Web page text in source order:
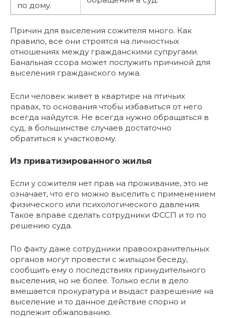
по дому.
Причин для выселения сожителя много. Как
правило, все они строятся на личностных
отношениях между гражданскими супругами.
Банальная ссора может послужить причиной для
выселения гражданского мужа.
Если человек живет в квартире на птичьих
правах, то основания чтобы избавиться от него
всегда найдутся. Не всегда нужно обращаться в
суд, в большинстве случаев достаточно
обратиться к участковому.
Из приватизированного жилья
Если у сожителя нет прав на проживание, это не
означает, что его можно выселить с применением
физического или психологического давления.
Такое вправе сделать сотрудники ФССП и то по
решению суда.
По факту даже сотрудники правоохранительных
органов могут провести с жильцом беседу,
сообщить ему о последствиях принудительного
выселения, но не более. Только если в дело
вмешается прокуратура и выдаст разрешение на
выселение и то данное действие спорно и
подлежит обжалованию.